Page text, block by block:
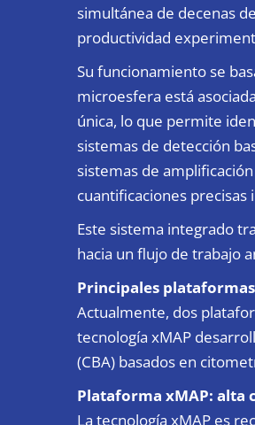
simultánea de decenas
productividad
Su funcionamiento se
microesfera está
única, lo que permite
sistemas de detección
sistemas de
cuantificaciones
Este sistema integrado
hacia un flujo de trabajo
Principales
Actualmente, dos
tecnología xMAP
(CBA) basados en
Plataforma xMAP: alta
La tecnología xMAP es